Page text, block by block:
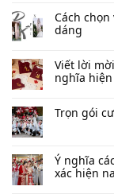
Cách
dáng
Viết lời
nghĩa
Trọn gói
Ý nghĩa
xác hiện